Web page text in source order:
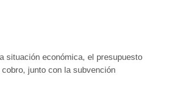
situación económica, el presupuesto
junto con la subvención